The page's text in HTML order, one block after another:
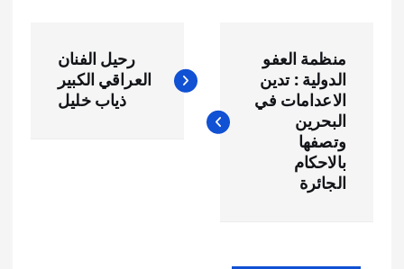
ص
منظمة العفو
الدولية : تدين
الاعدامات في
البحرين
وتصفها
بالاحكام
الجائرة
رحيل الفنان
العراقي الكبير
ذياب خليل